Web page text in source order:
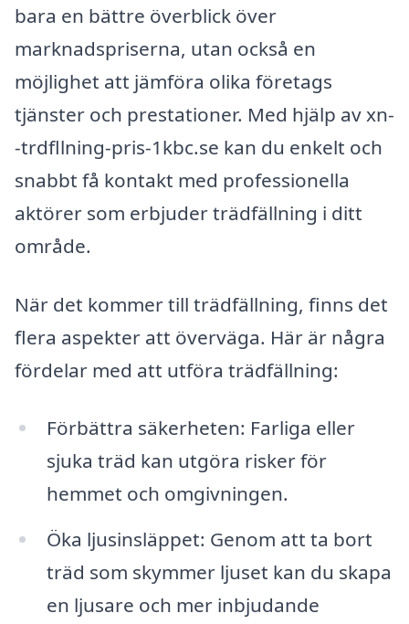
bara en bättre överblick över
marknadspriserna, utan också en
möjlighet att jämföra olika företags
tjänster och prestationer. Med hjälp av xn-
-trdfllning-pris-1kbc.se kan du enkelt och
snabbt få kontakt med professionella
aktörer som erbjuder trädfällning i ditt
område.
När det kommer till trädfällning, finns det
flera aspekter att överväga. Här är några
fördelar med att utföra trädfällning:
Förbättra säkerheten: Farliga eller
sjuka träd kan utgöra risker för
hemmet och omgivningen.
Öka ljusinsläppet: Genom att ta bort
träd som skymmer ljuset kan du skapa
en ljusare och mer inbjudande